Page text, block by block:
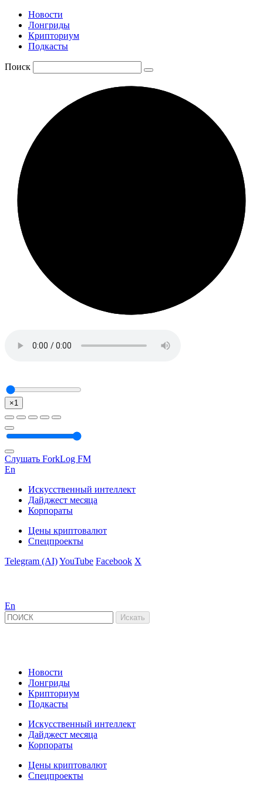
Новости
Лонгриды
Крипториум
Подкасты
Поиск
×1
Слушать ForkLog FM
En
Искусственный интеллект
Дайджест месяца
Корпораты
Цены криптовалют
Спецпроекты
Telegram (AI)YouTube Facebook X
En
Новости
Лонгриды
Крипториум
Подкасты
Искусственный интеллект
Дайджест месяца
Корпораты
Цены криптовалют
Спецпроекты